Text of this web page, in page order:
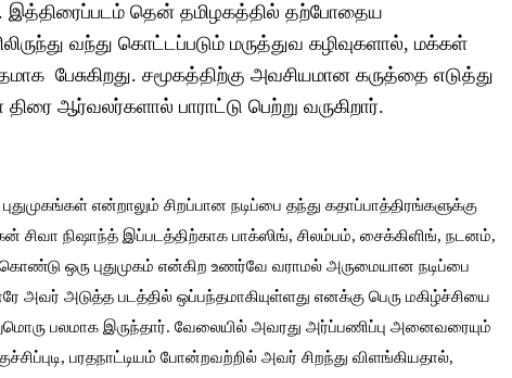
இத்திரைப்படம் தென் தமிழகத்தில் தற்போதைய
வந்து கொட்டப்படும் மருத்துவ கழிவுகளால், மக்கள்
பேசுகிறது. சமூகத்திற்கு அவசியமான கருத்தை எடுத்து
ஆர்வலர்களால் பாராட்டு பெற்று வருகிறார்.
என்றாலும் சிறப்பான நடிப்பை தந்து கதாப்பாத்திரங்களுக்கு
சிவா நிஷாந்த் இப்படத்திற்காக பாக்ஸிங், சிலம்பம், சைக்கிளிங், நடனம்,
ஒரு புதுமுகம் என்கிற உணர்வே வராமல் அருமையான நடிப்பை
அவர் அடுத்த படத்தில் ஒப்பந்தமாகியுள்ளது எனக்கு பெரு மகிழ்ச்சியை
பலமாக இருந்தார். வேலையில் அவரது அர்ப்பணிப்பு அனைவரையும்
பரதநாட்டியம் போன்றவற்றில் அவர் சிறந்து விளங்கியதால்,